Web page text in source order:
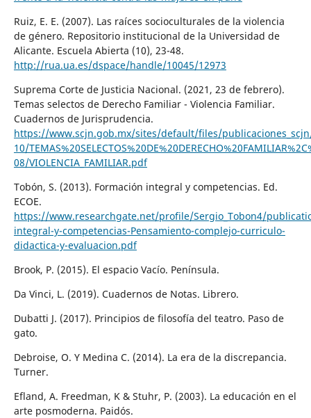
Ruiz, E. E. (2007). Las raíces socioculturales de la violencia
de género. Repositorio institucional de la Universidad de
Alicante. Escuela Abierta (10), 23-48.
http://rua.ua.es/dspace/handle/10045/12973
Suprema Corte de Justicia Nacional. (2021, 23 de febrero).
Temas selectos de Derecho Familiar - Violencia Familiar.
Cuadernos de Jurisprudencia.
https://www.scjn.gob.mx/sites/default/files/
10/
08/VIOLENCIA_FAMILIAR.pdf
Tobón, S. (2013). Formación integral y competencias. Ed.
ECOE.
https://www.researchgate.net/profile/Sergio_Tobon4/
integral-y-competencias-Pensamiento-complejo-curriculo-
didactica-y-evaluacion.pdf
Brook, P. (2015). El espacio Vacío. Península.
Da Vinci, L. (2019). Cuadernos de Notas. Librero.
Dubatti J. (2017). Principios de filosofía del teatro. Paso de
gato.
Debroise, O. Y Medina C. (2014). La era de la discrepancia.
Turner.
Efland, A. Freedman, K & Stuhr, P. (2003). La educación en el
arte posmoderna. Paidós.